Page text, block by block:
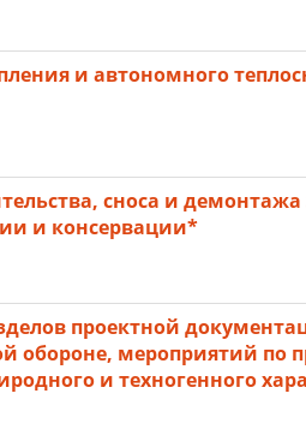
и автономного
сноса и
и консервации*
проектной
обороне, мероприятий по
и техногенного